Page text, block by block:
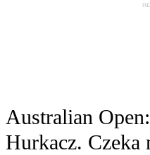
Australian
Hurkacz. Czeka